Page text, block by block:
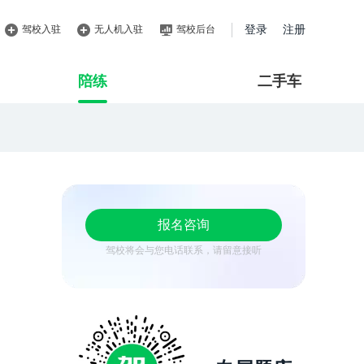
驾校入驻 无人机入驻 驾校后台 登录 注册
陪练 二手车
报名咨询
驾校将会与您电话联系，请留意接听